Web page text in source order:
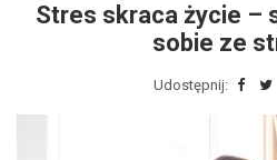
Stres skraca życie –
sobie ze
Udostępnij: